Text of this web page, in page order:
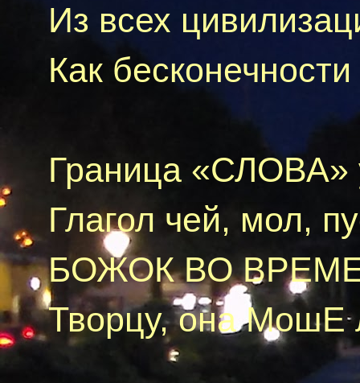
Из всех
Как
Граница «СЛОВА»
Глагол чей, мол,
БОЖОК ВО
Творцу, онаМошЕ